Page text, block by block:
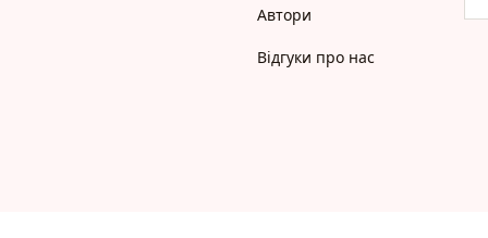
Автори
Відгуки про нас